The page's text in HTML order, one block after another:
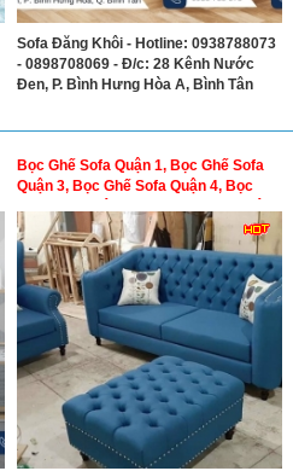
Sofa Đăng Khôi - Hotline: 0938788073
- 0898708069 - Đ/c: 28 Kênh Nước
Đen, P. Bình Hưng Hòa A, Bình Tân
Bọc Ghế Sofa Quận 1, Bọc Ghế Sofa
Quận 3, Bọc Ghế Sofa Quận 4, Bọc
7